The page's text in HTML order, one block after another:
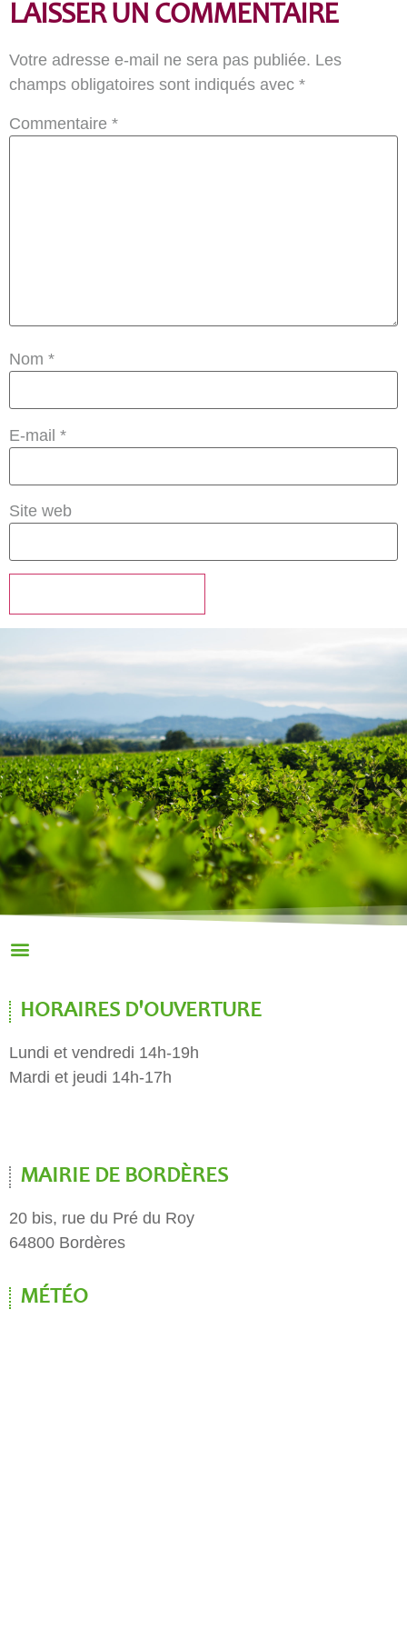
LAISSER UN COMMENTAIRE
Votre adresse e-mail ne sera pas publiée. Les
champs obligatoires sont indiqués avec *
Commentaire *
Nom *
E-mail *
Site web
HORAIRES D'OUVERTURE
Lundi et vendredi 14h-19h
Mardi et jeudi 14h-17h
MAIRIE DE BORDÈRES
20 bis, rue du Pré du Roy
64800 Bordères
MÉTÉO